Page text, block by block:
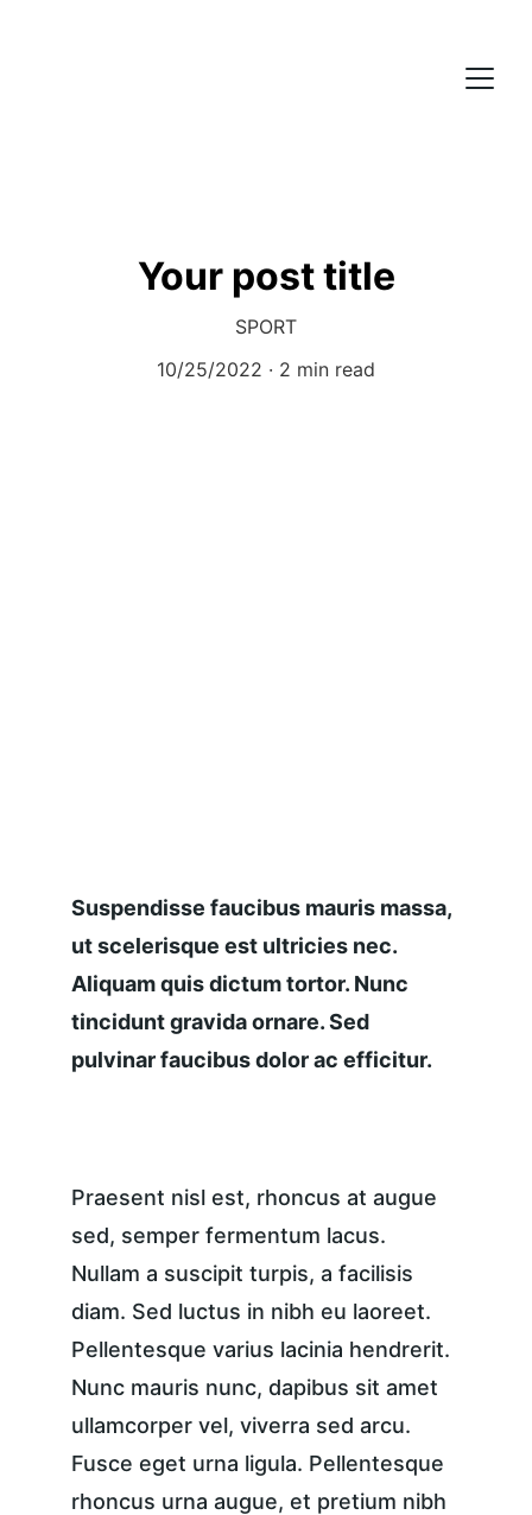
Your post title
SPORT
10/25/2022
2 min read
Suspendisse faucibus mauris massa,
ut scelerisque est ultricies nec.
Aliquam quis dictum tortor. Nunc
tincidunt gravida ornare. Sed
pulvinar faucibus dolor ac efficitur.
Praesent nisl est, rhoncus at augue
sed, semper fermentum lacus.
Nullam a suscipit turpis, a facilisis
diam. Sed luctus in nibh eu laoreet.
Pellentesque varius lacinia hendrerit.
Nunc mauris nunc, dapibus sit amet
ullamcorper vel, viverra sed arcu.
Fusce eget urna ligula. Pellentesque
rhoncus urna augue, et pretium nibh